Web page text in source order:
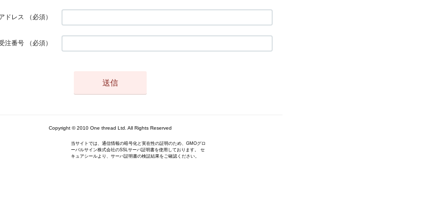
ドレス （必須）
注番号 （必須）
Copyright © 2010 One thread Ltd. All Rights Reserved
当サイトでは、通信情報の暗号化と実在性の証明のため、GMOグロ
ーバルサイン株式会社のSSLサーバ証明書を使用しております。 セ
キュアシールより、サーバ証明書の検証結果をご確認ください。